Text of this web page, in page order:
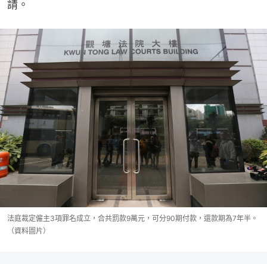
請。
法庭裁定僱主3項罪名成立，合共罰款9萬元，可分90期付款，還款期為7年半。
（資料圖片）